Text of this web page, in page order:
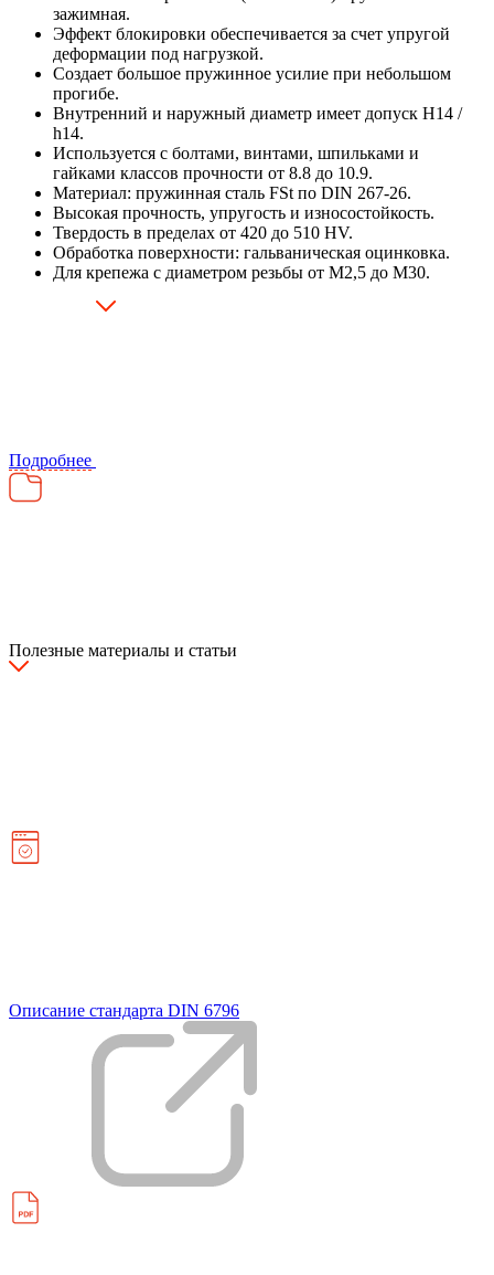
зажимная.
Эффект блокировки обеспечивается за счет упругой
деформации под нагрузкой.
Создает большое пружинное усилие при небольшом
прогибе.
Внутренний и наружный диаметр имеет допуск H14 /
h14.
Используется с болтами, винтами, шпильками и
гайками классов прочности от 8.8 до 10.9.
Материал: пружинная сталь FSt по DIN 267-26.
Высокая прочность, упругость и износостойкость.
Твердость в пределах от 420 до 510 HV.
Обработка поверхности: гальваническая оцинковка.
Для крепежа с диаметром резьбы от М2,5 до М30.
Подробнее
Полезные материалы и статьи
Описание стандарта DIN 6796